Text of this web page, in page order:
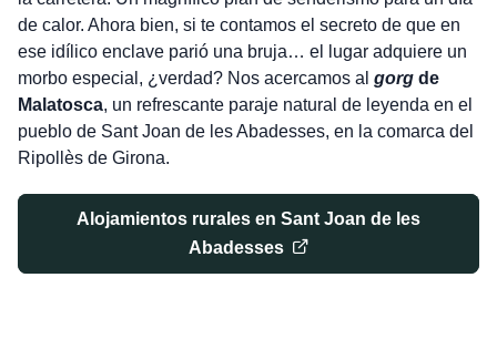
de calor. Ahora bien, si te contamos el secreto de que en
ese idílico enclave parió una bruja… el lugar adquiere un
morbo especial, ¿verdad? Nos acercamos al gorgde
Malatosca, un refrescante paraje natural de leyenda en el
pueblo de Sant Joan de les Abadesses, en la comarca del
Ripollès de Girona.
Alojamientos rurales en Sant Joan de les
Abadesses